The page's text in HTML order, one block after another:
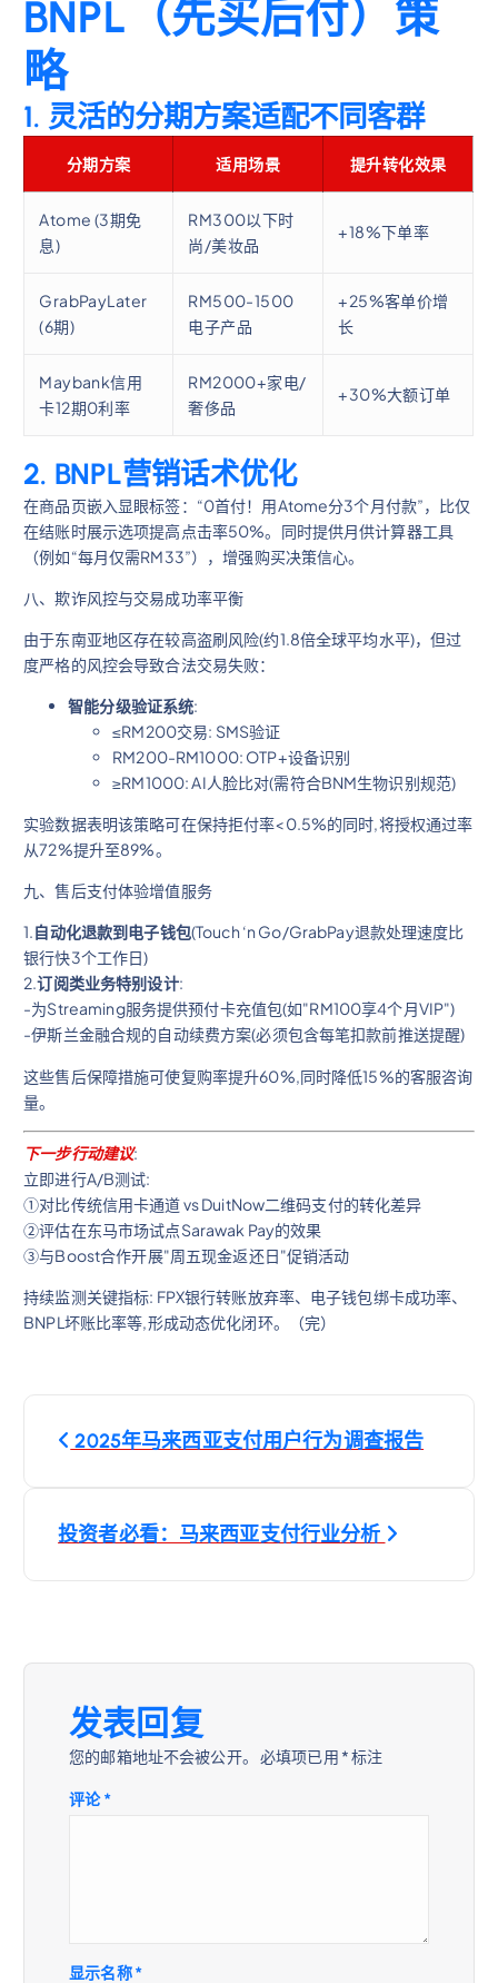
BNPL（先买后付）策
略
1. 灵活的分期方案适配不同客群
分期方案 适用场景 提升转化效果
Atome (3期免
息)
RM300以下时
尚/美妆品
+18%下单率
GrabPayLater
(6期)
RM500-1500
电子产品
+25%客单价增
长
Maybank信用
卡12期0利率
RM2000+家电/
奢侈品
+30%大额订单
2. BNPL营销话术优化
在商品页嵌入显眼标签：“0首付！用Atome分3个月付款”，比仅
在结账时展示选项提高点击率50%。同时提供月供计算器工具
（例如“每月仅需RM33”），增强购买决策信心。
八、欺诈风控与交易成功率平衡
由于东南亚地区存在较高盗刷风险(约1.8倍全球平均水平)，但过
度严格的风控会导致合法交易失败：
智能分级验证系统:
≤RM200交易: SMS验证
RM200-RM1000: OTP+设备识别
≥RM1000: AI人脸比对(需符合BNM生物识别规范)
实验数据表明该策略可在保持拒付率<0.5%的同时,将授权通过率
从72%提升至89%。
九、售后支付体验增值服务
1.自动化退款到电子钱包(Touch ‘n Go/GrabPay退款处理速度比
银行快3个工作日)
2.订阅类业务特别设计:
-为Streaming服务提供预付卡充值包(如"RM100享4个月VIP")
-伊斯兰金融合规的自动续费方案(必须包含每笔扣款前推送提醒)
这些售后保障措施可使复购率提升60%,同时降低15%的客服咨询
量。
下一步行动建议:
立即进行A/B测试:
①对比传统信用卡通道 vs DuitNow二维码支付的转化差异
②评估在东马市场试点Sarawak Pay的效果
③与Boost合作开展"周五现金返还日"促销活动
持续监测关键指标: FPX银行转账放弃率、电子钱包绑卡成功率、
BNPL坏账比率等,形成动态优化闭环。（完）
文
导
2025年马来西亚支付用户行为调查报告
投资者必看：马来西亚支付行业分析
发表回复
您的邮箱地址不会被公开。 必填项已用 *标注
评论*
显示名称*